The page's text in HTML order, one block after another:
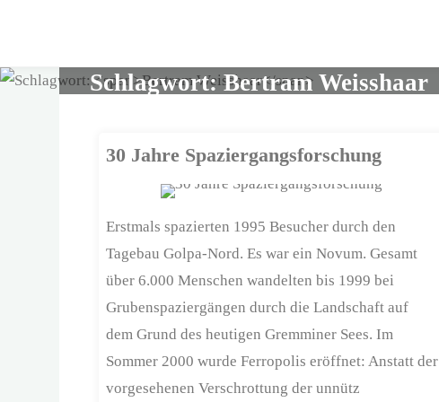
content
Schlagwort:Bertram Weisshaar
30 Jahre Spaziergangsforschung
Erstmals spazierten 1995 Besucher durch den
Tagebau Golpa-Nord. Es war ein Novum. Gesamt
über 6.000 Menschen wandelten bis 1999 bei
Grubenspaziergängen durch die Landschaft auf
dem Grund des heutigen Gremminer Sees. Im
Sommer 2000 wurde Ferropolis eröffnet: Anstatt der
vorgesehenen Verschrottung der unnütz